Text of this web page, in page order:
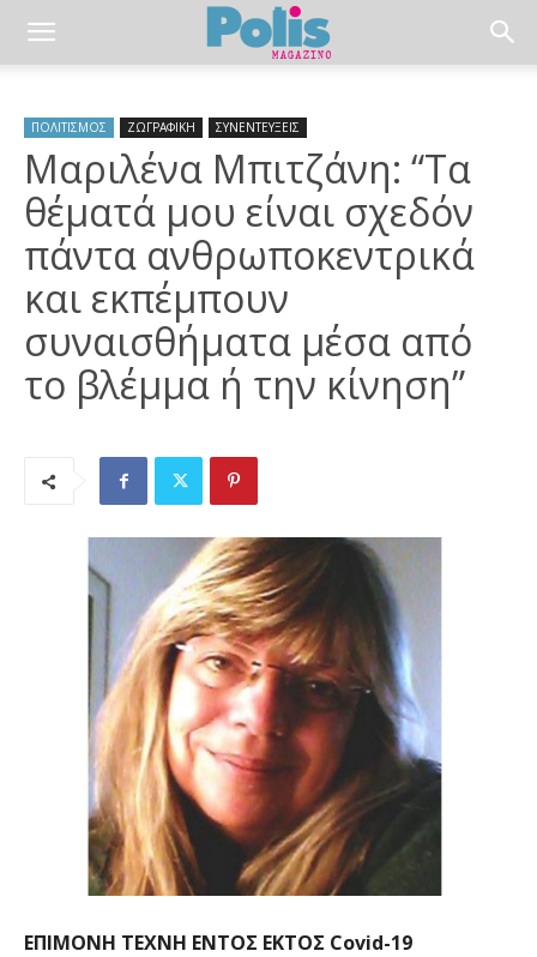
ΠΟΛΙΤΙΣΜΟΣ ΖΩΓΡΑΦΙΚΗ ΣΥΝΕΝΤΕΥΞΕΙΣ
Μαριλένα Μπιτζάνη: “Τα
θέματά μου είναι σχεδόν
πάντα ανθρωποκεντρικά
και εκπέμπουν
συναισθήματα μέσα από
το βλέμμα ή την κίνηση”
ΕΠΙΜΟΝΗ ΤΕΧΝΗ ΕΝΤΟΣ ΕΚΤΟΣ Covid-19